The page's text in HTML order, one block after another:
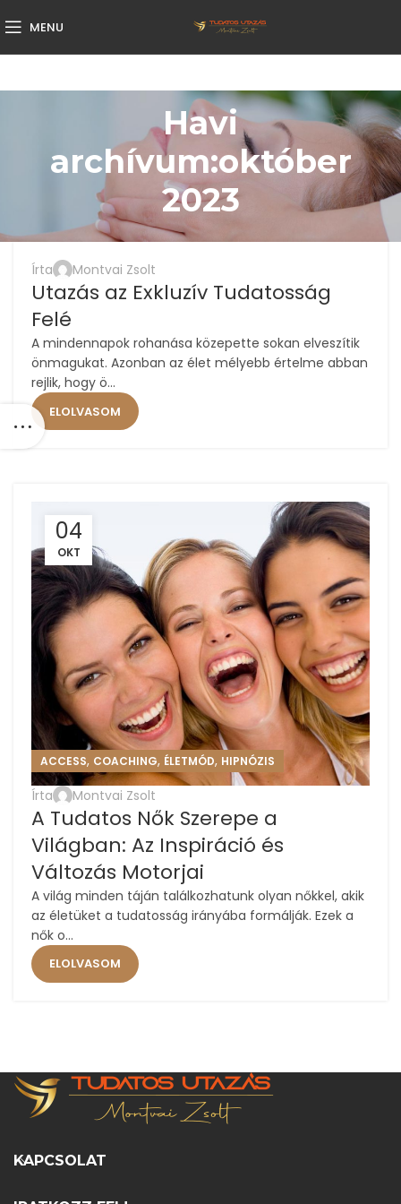
MENU
Havi
archívum:október
2023
Írta Montvai Zsolt
Utazás az Exkluzív Tudatosság
Felé
A mindennapok rohanása közepette sokan elveszítik
önmagukat. Azonban az élet mélyebb értelme abban
rejlik, hogy ö...
ELOLVASOM
04
OKT
ACCESS, COACHING, ÉLETMÓD, HIPNÓZIS
Írta Montvai Zsolt
A Tudatos Nők Szerepe a
Világban: Az Inspiráció és
Változás Motorjai
A világ minden táján találkozhatunk olyan nőkkel, akik
az életüket a tudatosság irányába formálják. Ezek a
nők o...
ELOLVASOM
KAPCSOLAT